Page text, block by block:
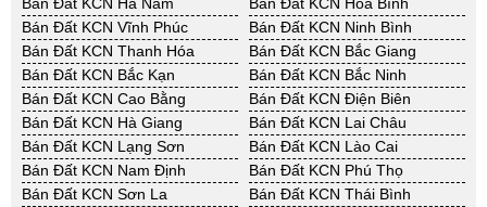
Bán Đất KCN Hà Nam
Bán Đất KCN Hòa Bình
Bán Đất KCN Vĩnh Phúc
Bán Đất KCN Ninh Bình
Bán Đất KCN Thanh Hóa
Bán Đất KCN Bắc Giang
Bán Đất KCN Bắc Kạn
Bán Đất KCN Bắc Ninh
Bán Đất KCN Cao Bằng
Bán Đất KCN Điện Biên
Bán Đất KCN Hà Giang
Bán Đất KCN Lai Châu
Bán Đất KCN Lạng Sơn
Bán Đất KCN Lào Cai
Bán Đất KCN Nam Định
Bán Đất KCN Phú Thọ
Bán Đất KCN Sơn La
Bán Đất KCN Thái Bình